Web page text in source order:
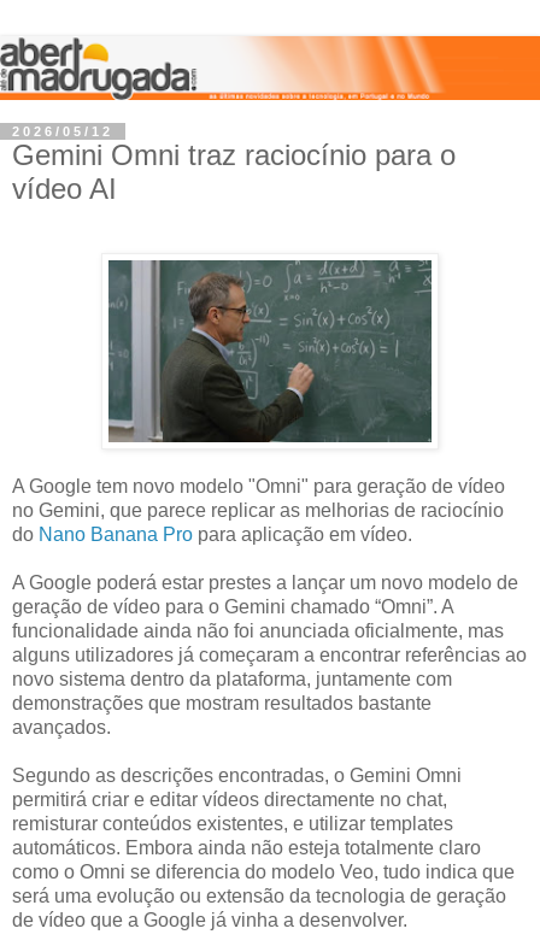
2026/05/12
Gemini Omni traz raciocínio para o
vídeo AI
A Google tem novo modelo "Omni" para geração de vídeo
no Gemini, que parece replicar as melhorias de raciocínio
do Nano Banana Pro para aplicação em vídeo.
A Google poderá estar prestes a lançar um novo modelo de
geração de vídeo para o Gemini chamado “Omni”. A
funcionalidade ainda não foi anunciada oficialmente, mas
alguns utilizadores já começaram a encontrar referências ao
novo sistema dentro da plataforma, juntamente com
demonstrações que mostram resultados bastante
avançados.
Segundo as descrições encontradas, o Gemini Omni
permitirá criar e editar vídeos directamente no chat,
remisturar conteúdos existentes, e utilizar templates
automáticos. Embora ainda não esteja totalmente claro
como o Omni se diferencia do modelo Veo, tudo indica que
será uma evolução ou extensão da tecnologia de geração
de vídeo que a Google já vinha a desenvolver.